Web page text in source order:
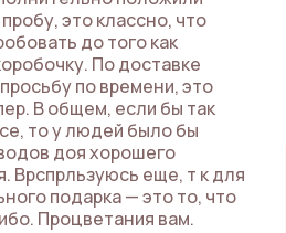
это классно, что
до того как
По доставке
по времени, это
В общем, если бы так
то у людей было бы
доя хорошего
Врспрльзуюсь еще, т к для
подарка — это то, что
Процветания вам.